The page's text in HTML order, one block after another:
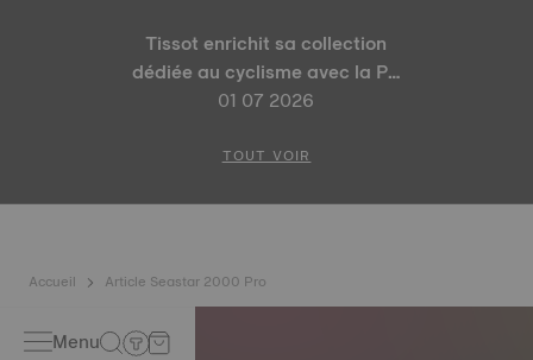
Tissot enrichit sa collection
dédiée au cyclisme avec la PR
100 Tour de France 2026 Édition
Cyclisme
01 07 2026
TOUT VOIR
Accueil Article Seastar 2000 Pro
Menu